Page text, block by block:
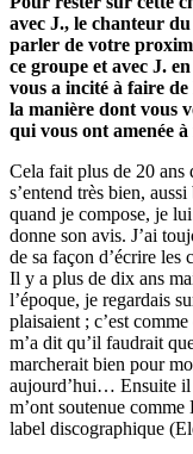
avec J., le chanteur
parler de votre
ce groupe et avec J.
vous a incité à faire de
la manière dont vous
qui vous ont amenée
Cela fait plus de 20 ans
s’entend très bien,
quand je compose, je
donne son avis. J’ai
de sa façon d’écrire les
Il y a plus de dix ans
l’époque, je regardais
plaisaient ; c’est
m’a dit qu’il faudrait
marcherait bien pour
aujourd’hui… Ensuite il
m’ont soutenue
label discographique